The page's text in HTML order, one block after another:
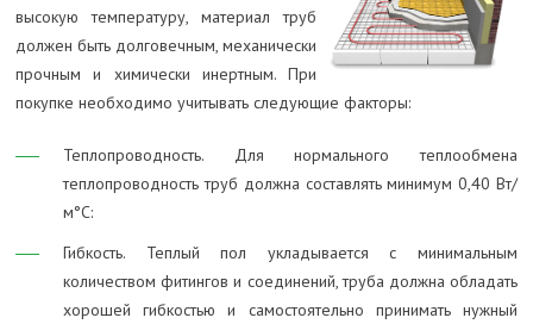
высокую температуру, материал труб
должен быть долговечным, механически
прочным и химически инертным. При
покупке необходимо учитывать следующие факторы:
Теплопроводность. Для нормального теплообмена
теплопроводность труб должна составлять минимум 0,40 Вт/
м°C:
Гибкость. Теплый пол укладывается с минимальным
количеством фитингов и соединений, труба должна обладать
хорошей гибкостью и самостоятельно принимать нужный